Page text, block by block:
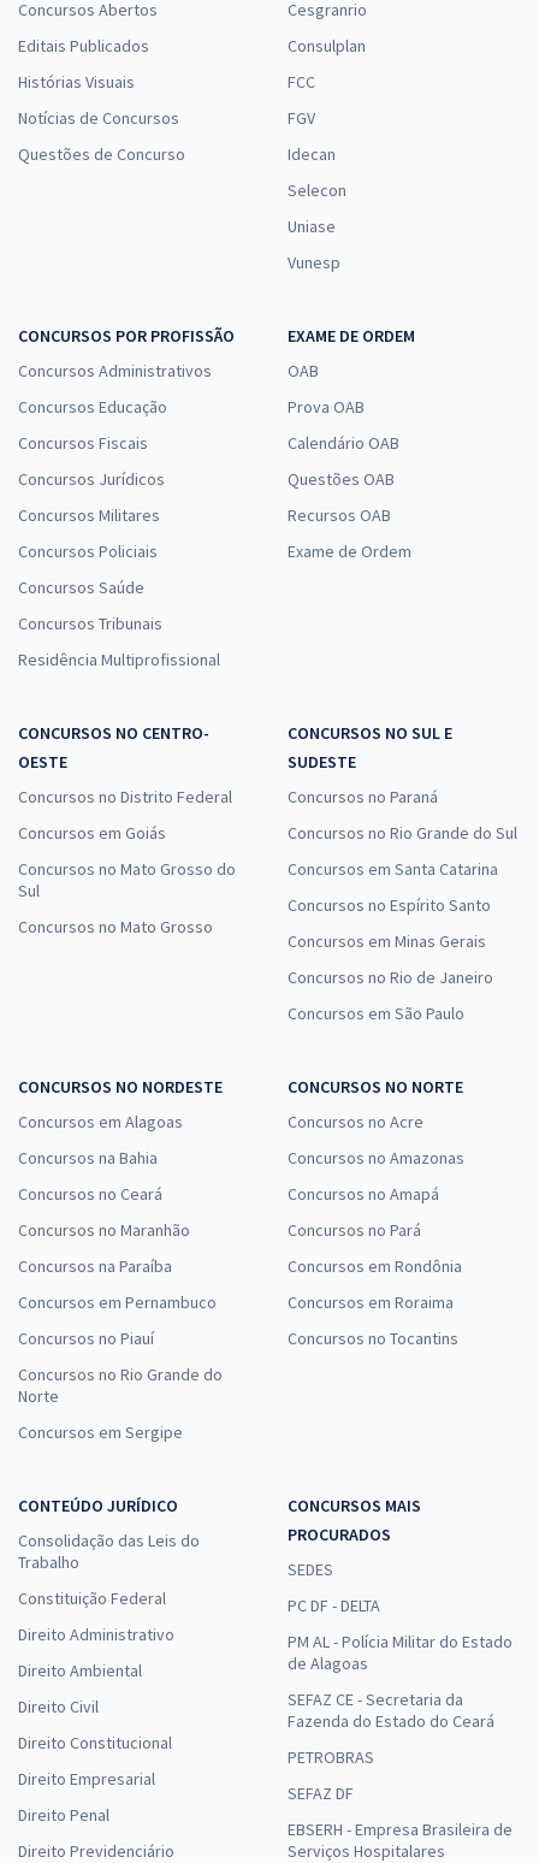
Concursos Abertos
Editais Publicados
Histórias Visuais
Notícias de Concursos
Questões de Concurso
Cesgranrio
Consulplan
FCC
FGV
Idecan
Selecon
Uniase
Vunesp
CONCURSOS POR PROFISSÃO
Concursos Administrativos
Concursos Educação
Concursos Fiscais
Concursos Jurídicos
Concursos Militares
Concursos Policiais
Concursos Saúde
Concursos Tribunais
Residência Multiprofissional
EXAME DE ORDEM
OAB
Prova OAB
Calendário OAB
Questões OAB
Recursos OAB
Exame de Ordem
CONCURSOS NO CENTRO-
OESTE
Concursos no Distrito Federal
Concursos em Goiás
Concursos no Mato Grosso do
Sul
Concursos no Mato Grosso
CONCURSOS NO SUL E
SUDESTE
Concursos no Paraná
Concursos no Rio Grande do Sul
Concursos em Santa Catarina
Concursos no Espírito Santo
Concursos em Minas Gerais
Concursos no Rio de Janeiro
Concursos em São Paulo
CONCURSOS NO NORDESTE
Concursos em Alagoas
Concursos na Bahia
Concursos no Ceará
Concursos no Maranhão
Concursos na Paraíba
Concursos em Pernambuco
Concursos no Piauí
Concursos no Rio Grande do
Norte
Concursos em Sergipe
CONCURSOS NO NORTE
Concursos no Acre
Concursos no Amazonas
Concursos no Amapá
Concursos no Pará
Concursos em Rondônia
Concursos em Roraima
Concursos no Tocantins
CONTEÚDO JURÍDICO
Consolidação das Leis do
Trabalho
Constituição Federal
Direito Administrativo
Direito Ambiental
Direito Civil
Direito Constitucional
Direito Empresarial
Direito Penal
Direito Previdenciário
CONCURSOS MAIS
PROCURADOS
SEDES
PC DF - DELTA
PM AL - Polícia Militar do Estado
de Alagoas
SEFAZ CE - Secretaria da
Fazenda do Estado do Ceará
PETROBRAS
SEFAZ DF
EBSERH - Empresa Brasileira de
Serviços Hospitalares